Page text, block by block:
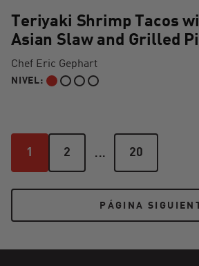
Teriyaki Shrimp Tacos
Asian Slaw and Grilled
Chef Eric Gephart
NIVEL:
PRINCIPIANTE
11 2
2 ... 20
20
PÁGINA
PÁGINA